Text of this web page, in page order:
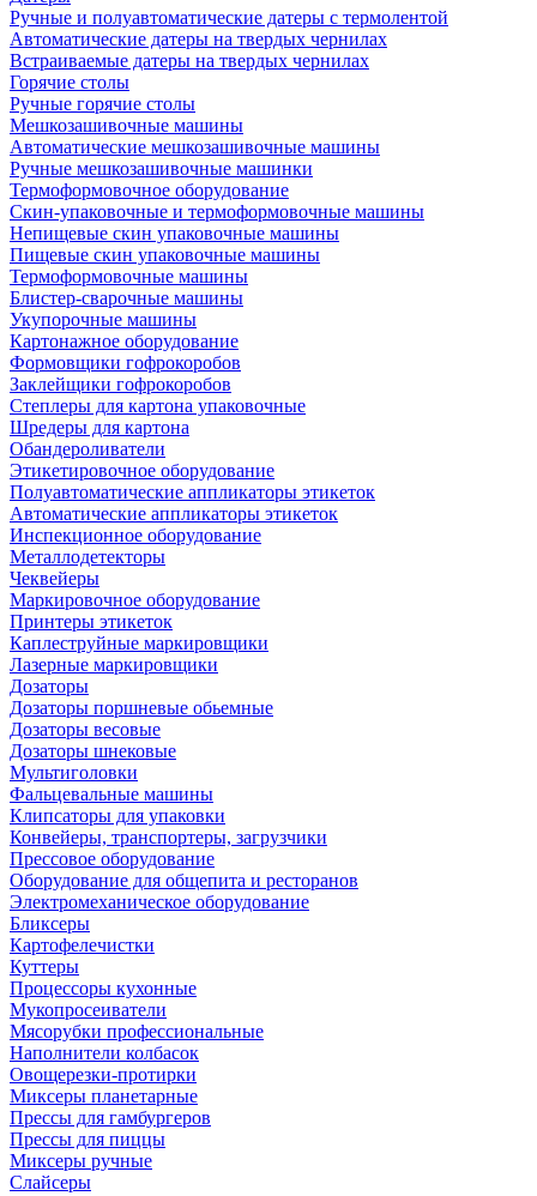
Ручные и полуавтоматические датеры с термолентой
Автоматические датеры на твердых чернилах
Встраиваемые датеры на твердых чернилах
Горячие столы
Ручные горячие столы
Мешкозашивочные машины
Автоматические мешкозашивочные машины
Ручные мешкозашивочные машинки
Термоформовочное оборудование
Скин-упаковочные и термоформовочные машины
Непищевые скин упаковочные машины
Пищевые скин упаковочные машины
Термоформовочные машины
Блистер-сварочные машины
Укупорочные машины
Картонажное оборудование
Формовщики гофрокоробов
Заклейщики гофрокоробов
Степлеры для картона упаковочные
Шредеры для картона
Обандероливатели
Этикетировочное оборудование
Полуавтоматические аппликаторы этикеток
Автоматические аппликаторы этикеток
Инспекционное оборудование
Металлодетекторы
Чеквейеры
Маркировочное оборудование
Принтеры этикеток
Каплеструйные маркировщики
Лазерные маркировщики
Дозаторы
Дозаторы поршневые обьемные
Дозаторы весовые
Дозаторы шнековые
Мультиголовки
Фальцевальные машины
Клипсаторы для упаковки
Конвейеры, транспортеры, загрузчики
Прессовое оборудование
Оборудование для общепита и ресторанов
Электромеханическое оборудование
Бликсеры
Картофелечистки
Куттеры
Процессоры кухонные
Мукопросеиватели
Мясорубки профессиональные
Наполнители колбасок
Овощерезки-протирки
Миксеры планетарные
Прессы для гамбургеров
Прессы для пиццы
Миксеры ручные
Слайсеры